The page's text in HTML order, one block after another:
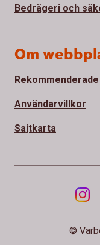
Bedrägeri och
Om
Användarvillkor
Sajtkarta
©